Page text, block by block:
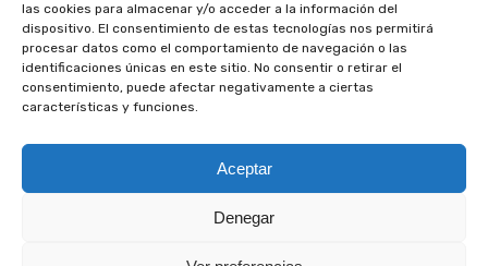
las cookies para almacenar y/o acceder a la información del
dispositivo. El consentimiento de estas tecnologías nos permitirá
procesar datos como el comportamiento de navegación o las
identificaciones únicas en este sitio. No consentir o retirar el
consentimiento, puede afectar negativamente a ciertas
características y funciones.
Aceptar
Denegar